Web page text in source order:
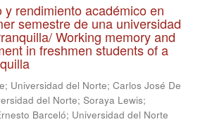
rendimiento académico en
semestre de una universidad
Working memory and
in freshmen students of a
Universidad del Norte; Carlos José De
del Norte; Soraya Lewis;
Barceló; Universidad del Norte